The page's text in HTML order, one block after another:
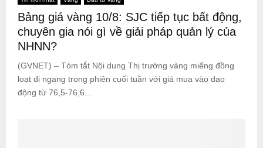
Bảng giá vàng 10/8: SJC tiếp tục bất động,
chuyên gia nói gì về giải pháp quản lý của
NHNN?
(GVNET) – Tóm tắt Nội dung Thị trường vàng miếng đồng
loạt đi ngang trong phiên cuối tuần với giá mua vào dao
động từ 76,5-76,6...